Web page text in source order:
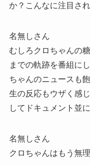
か？こんなに注目され
名無しさん
むしろクロちゃんの
までの軌跡を番組に
ちゃんのニュースも
生の反応もウザく感
してドキュメント並
名無しさん
クロちゃんはもう無